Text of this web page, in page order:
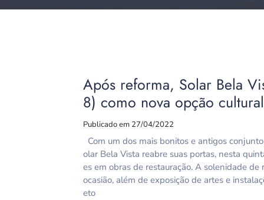
Após reforma, Solar Bela
8) como nova opção
Publicado em 27/04/2022
Com um dos mais bonitos e antigos
olar Bela Vista reabre suas portas, nesta
es em obras de restauração. A solenidade
ocasião, além de exposição de artes e
eto